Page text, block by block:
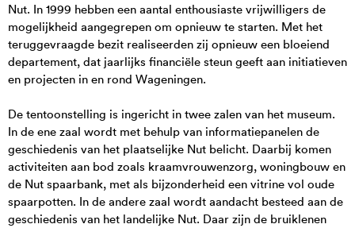
Nut. In 1999 hebben een aantal enthousiaste vrijwilligers de
mogelijkheid aangegrepen om opnieuw te starten. Met het
teruggevraagde bezit realiseerden zij opnieuw een bloeiend
departement, dat jaarlijks financiële steun geeft aan initiatieven
en projecten in en rond Wageningen.
De tentoonstelling is ingericht in twee zalen van het museum.
In de ene zaal wordt met behulp van informatiepanelen de
geschiedenis van het plaatselijke Nut belicht. Daarbij komen
activiteiten aan bod zoals kraamvrouwenzorg, woningbouw en
de Nut spaarbank, met als bijzonderheid een vitrine vol oude
spaarpotten. In de andere zaal wordt aandacht besteed aan de
geschiedenis van het landelijke Nut. Daar zijn de bruiklenen